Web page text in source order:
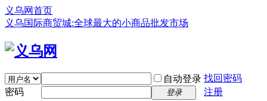
义乌网首页
义乌国际商贸城:全球最大的小商品批发市场
自动登录 找回密码
密码
登录 注册